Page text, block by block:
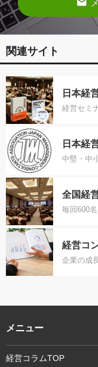
email
関連サイト
日本経
経営セミ
日本経
中堅・中
全国経
毎回600
経営コ
企業の成
メニュー
経営コラムTOP